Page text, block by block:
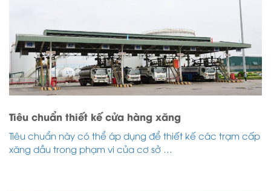
Tiêu chuẩn thiết kế cửa hàng xăng
Tiêu chuẩn này có thể áp dụng để thiết kế các trạm cấp
xăng dầu trong phạm vi của cơ sở …